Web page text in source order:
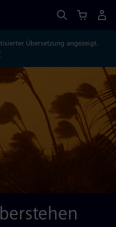
Übersetzung angezeigt.